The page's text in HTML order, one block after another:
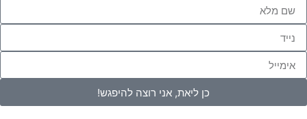
כן ליאת, אני רוצה להיפגש!